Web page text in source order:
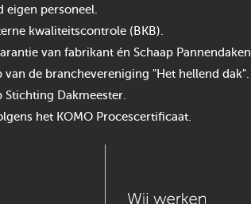
eigen personeel.
kwaliteitscontrole (BKB).
van fabrikant én Schaap Pannendaken.
van de branchevereniging "Het hellend dak".
Stichting Dakmeester.
het KOMO Procescertificaat.